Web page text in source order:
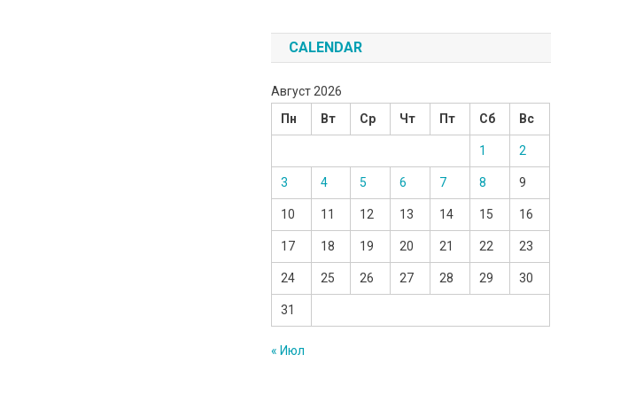
CALENDAR
Август 2026
Пн
Вт Ср Чт Пт Сб Вс
1 2
3 4 5 6 7 8 9
10 11 12 13 14 15 16
17 18 19 20 21 22 23
24 25 26 27 28 29 30
31
« Июл